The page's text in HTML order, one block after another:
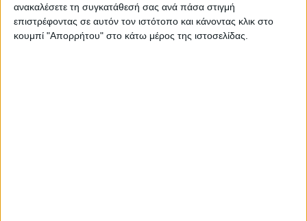
ανακαλέσετε τη συγκατάθεσή σας ανά πάσα στιγμή
επιστρέφοντας σε αυτόν τον ιστότοπο και κάνοντας κλικ στο
κουμπί "Απορρήτου" στο κάτω μέρος της ιστοσελίδας.